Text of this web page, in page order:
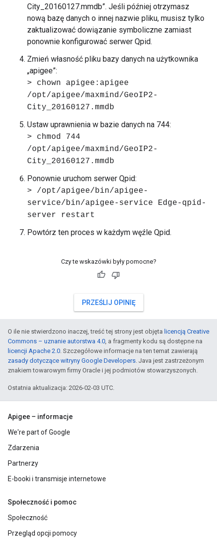
City_20160127.mmdb”. Jeśli później otrzymasz
nową bazę danych o innej nazwie pliku, musisz tylko
zaktualizować dowiązanie symboliczne zamiast
ponownie konfigurować serwer Qpid.
Zmień własność pliku bazy danych na użytkownika
„apigee”:
> chown apigee:apigee
/opt/apigee/maxmind/GeoIP2-
City_20160127.mmdb
Ustaw uprawnienia w bazie danych na 744:
> chmod 744
/opt/apigee/maxmind/GeoIP2-
City_20160127.mmdb
Ponownie uruchom serwer Qpid:
> /opt/apigee/bin/apigee-
service/bin/apigee-service Edge-qpid-
server restart
Powtórz ten proces w każdym węźle Qpid.
Czy te wskazówki były pomocne?
PRZEŚLIJ OPINIĘ
O ile nie stwierdzono inaczej, treść tej strony jest objęta licencją Creative
Commons – uznanie autorstwa 4.0, a fragmenty kodu są dostępne na
licencji Apache 2.0. Szczegółowe informacje na ten temat zawierają
zasady dotyczące witryny Google Developers. Java jest zastrzeżonym
znakiem towarowym firmy Oracle i jej podmiotów stowarzyszonych.
Ostatnia aktualizacja: 2026-02-03 UTC.
Apigee – informacje
We're part of Google
Zdarzenia
Partnerzy
E-booki i transmisje internetowe
Społeczność i pomoc
Społeczność
Przegląd opcji pomocy